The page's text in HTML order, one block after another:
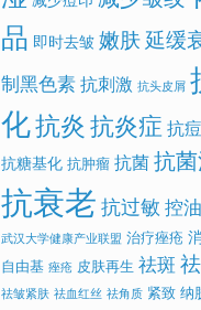
品 即时去皱嫩肤延缓
制黑色素抗刺激 抗头皮屑
化抗炎抗炎症 抗痘
抗糖基化 抗肿瘤 抗菌抗
抗衰老 抗过敏 控油
武汉大学健康产业联盟 治疗痤疮
自由基 痤疮 皮肤再生 祛斑
祛皱紧肤 祛血红丝 祛角质 紧致 纳